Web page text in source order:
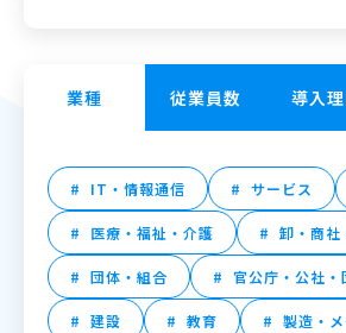
業種
IT・情報通信 サービス
医療・福祉・介護 卸・商社
団体・組合 官公庁・公社・
建設 教育 製造・
従業員数 導入